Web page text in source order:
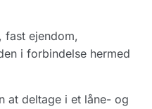
ejendom,
i forbindelse hermed
at deltage i et låne- og